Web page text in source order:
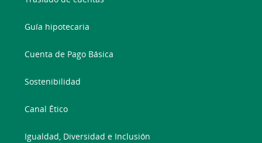
Guía hipotecaria
Cuenta de Pago Básica
Sostenibilidad
Canal Ético
Igualdad, Diversidad e Inclusión